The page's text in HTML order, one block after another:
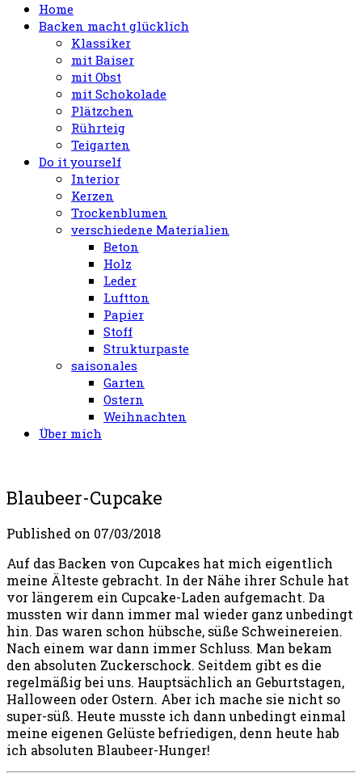
Home
Backen macht glücklich
Klassiker
mit Baiser
mit Obst
mit Schokolade
Plätzchen
Rührteig
Teigarten
Do it yourself
Interior
Kerzen
Trockenblumen
verschiedene Materialien
Beton
Holz
Leder
Luftton
Papier
Stoff
Strukturpaste
saisonales
Garten
Ostern
Weihnachten
Über mich
Blaubeer-Cupcake
Published on 07/03/2018
Auf das Backen von Cupcakes hat mich eigentlich
meine Älteste gebracht. In der Nähe ihrer Schule hat
vor längerem ein Cupcake-Laden aufgemacht. Da
mussten wir dann immer mal wieder ganz unbedingt
hin. Das waren schon hübsche, süße Schweinereien.
Nach einem war dann immer Schluss. Man bekam
den absoluten Zuckerschock. Seitdem gibt es die
regelmäßig bei uns. Hauptsächlich an Geburtstagen,
Halloween oder Ostern. Aber ich mache sie nicht so
super-süß. Heute musste ich dann unbedingt einmal
meine eigenen Gelüste befriedigen, denn heute hab
ich absoluten Blaubeer-Hunger!